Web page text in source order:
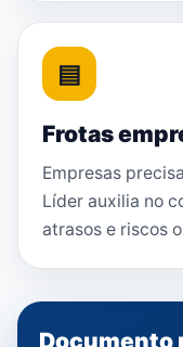
▤
Frotas
Empresas
Líder auxilia no
atrasos e riscos
Documento